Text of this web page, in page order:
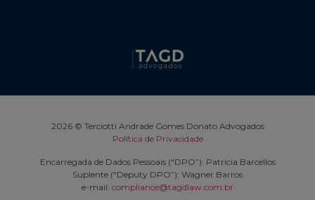
2026 © Terciotti Andrade Gomes Donato Advogados
Política de Privacidade
Encarregada de Dados Pessoais (“DPO”): Patricia Barcellos
Suplente (“Deputy DPO”): Wagner Barros
e-mail: compliance@tagdlaw.com.br